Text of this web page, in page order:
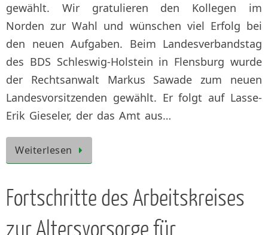
gewählt. Wir gratulieren den Kollegen im
Norden zur Wahl und wünschen viel Erfolg bei
den neuen Aufgaben. Beim Landesverbandstag
des BDS Schleswig-Holstein in Flensburg wurde
der Rechtsanwalt Markus Sawade zum neuen
Landesvorsitzenden gewählt. Er folgt auf Lasse-
Erik Gieseler, der das Amt aus…
Weiterlesen
Fortschritte des Arbeitskreises
zur Altersvorsorge für